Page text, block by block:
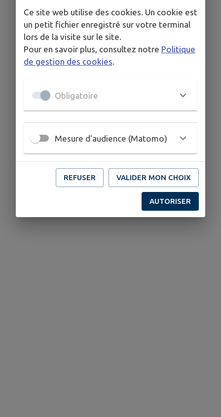
Ce site web utilise des cookies. Un cookie est
un petit fichier enregistré sur votre terminal
lors de la visite sur le site.
Pour en savoir plus, consultez notre Politique
de gestion des cookies.
Obligatoire
Mesure d'audience (Matomo)
REFUSER VALIDER MON CHOIX
AUTORISER